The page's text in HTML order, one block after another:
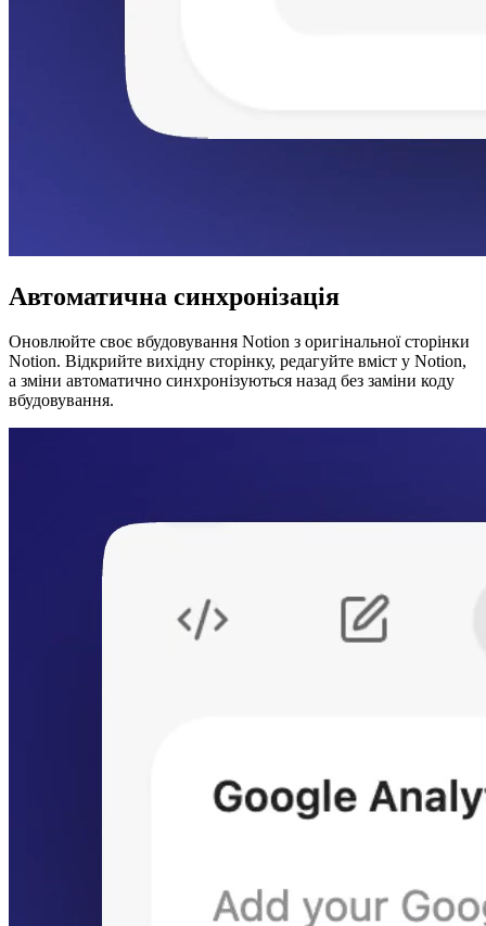
Автоматична синхронізація
Оновлюйте своє вбудовування Notion з оригінальної сторінки
Notion. Відкрийте вихідну сторінку, редагуйте вміст у Notion,
а зміни автоматично синхронізуються назад без заміни коду
вбудовування.